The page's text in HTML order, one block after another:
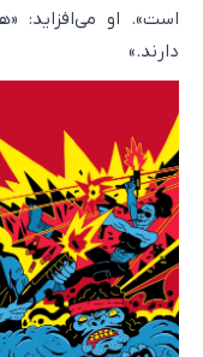
است». او
دارند.»